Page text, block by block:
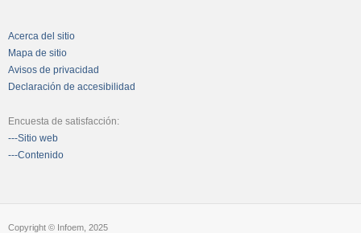
Acerca del sitio
Mapa de sitio
Avisos de privacidad
Declaración de accesibilidad
Encuesta de satisfacción:
---Sitio web
---Contenido
Copyright © Infoem, 2025